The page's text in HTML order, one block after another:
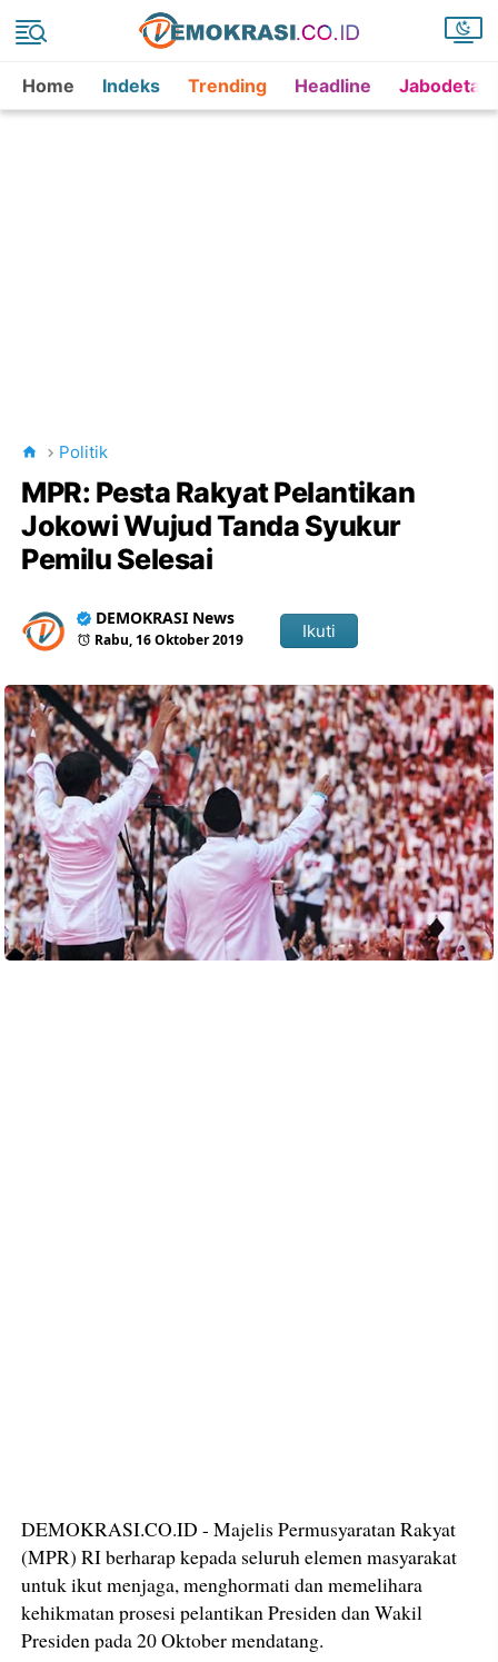
Home Indeks Trending Headline
Politik
MPR: Pesta Rakyat Pelantikan
Jokowi Wujud Tanda Syukur
Pemilu Selesai
DEMOKRASI News
Rabu, 16 Oktober 2019 Ikuti
DEMOKRASI.CO.ID - Majelis Permusyaratan Rakyat
(MPR) RI berharap kepada seluruh elemen masyarakat
untuk ikut menjaga, menghormati dan memelihara
kehikmatan prosesi pelantikan Presiden dan Wakil
Presiden pada 20 Oktober mendatang.